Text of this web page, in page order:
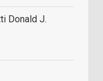
Donald J.